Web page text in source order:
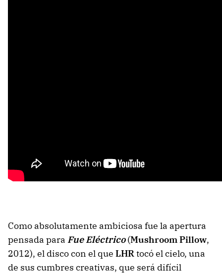
Como absolutamente ambiciosa fue la apertura
pensada para Fue Eléctrico(Mushroom Pillow,
2012), el disco con el que LHRtocó el cielo, una
de sus cumbres creativas, que será difícil